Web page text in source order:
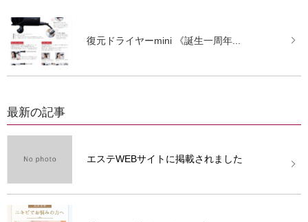
復元ドライヤーmini 《誕生一周年...
最新の記事
エステWEBサイトに掲載されました